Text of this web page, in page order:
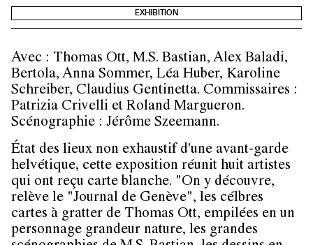
EXHIBITION
Avec : Thomas Ott, M.S. Bastian, Alex Baladi,
Bertola, Anna Sommer, Léa Huber, Karoline
Schreiber, Claudius Gentinetta. Commissaires :
Patrizia Crivelli et Roland Margueron.
Scénographie : Jérôme Szeemann.
État des lieux non exhaustif d'une avant-garde
helvétique, cette exposition réunit huit artistes
qui ont reçu carte blanche. "On y découvre,
relève le "Journal de Genève", les célbres
cartes à gratter de Thomas Ott, empilées en un
personnage grandeur nature, les grandes